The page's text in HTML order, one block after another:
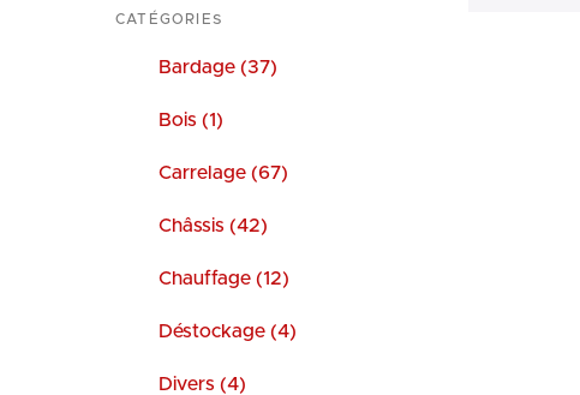
produits
CATÉGORIES
Bardage (37)
Bois (1)
Carrelage (67)
Châssis (42)
Chauffage (12)
Déstockage (4)
Divers (4)